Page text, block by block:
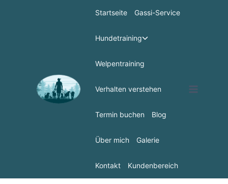
Startseite Gassi-Service
Hundetraining
Welpentraining
Verhalten verstehen
Termin buchen Blog
Über mich Galerie
Kontakt Kundenbereich